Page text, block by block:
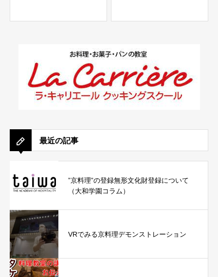
最近の記事
”京料理”の登録無形文化財登録について
（大和学園コラム）
VRでみる京料理デモンストレーション